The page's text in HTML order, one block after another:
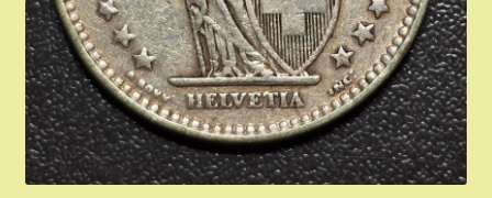
Validation de la commande
Vous Vendez
Articles Or et Argent